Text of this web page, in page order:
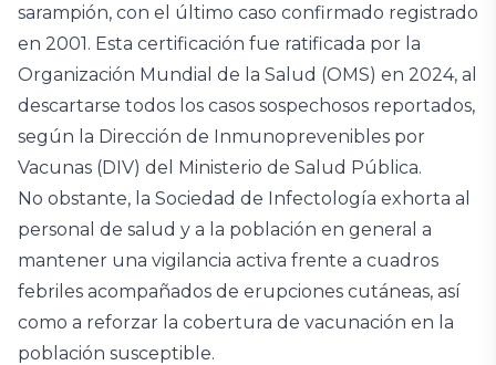
sarampión, con el último caso confirmado registrado
en 2001. Esta certificación fue ratificada por la
Organización Mundial de la Salud (OMS) en 2024, al
descartarse todos los casos sospechosos reportados,
según la Dirección de Inmunoprevenibles por
Vacunas (DIV) del Ministerio de Salud Pública.
No obstante, la Sociedad de Infectología exhorta al
personal de salud y a la población en general a
mantener una vigilancia activa frente a cuadros
febriles acompañados de erupciones cutáneas, así
como a reforzar la cobertura de vacunación en la
población susceptible.